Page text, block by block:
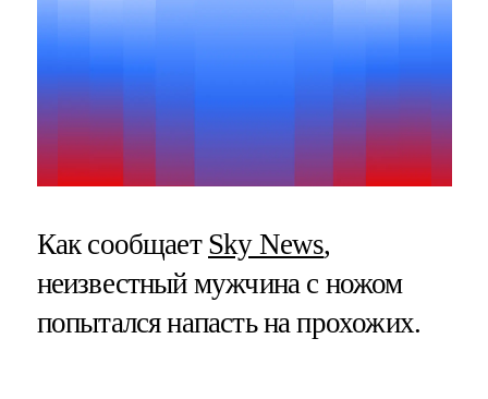
Как сообщает Sky News,
неизвестный мужчина с ножом
попытался напасть на прохожих.